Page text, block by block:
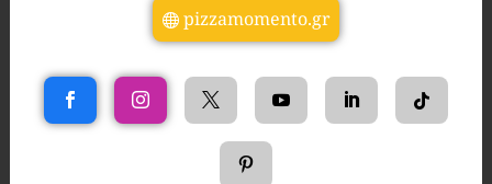
pizzamomento.gr